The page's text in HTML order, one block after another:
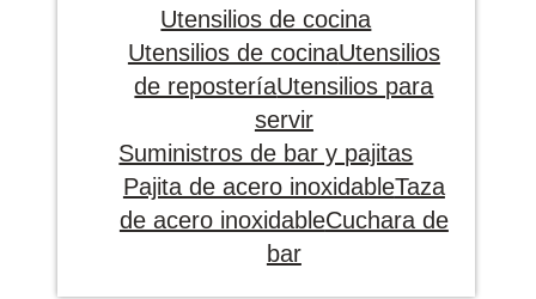
Utensilios de cocina
Utensilios de cocinaUtensilios
de reposteríaUtensilios para
servir
Suministros de bar y pajitas
Pajita de acero inoxidableTaza
de acero inoxidableCuchara de
bar